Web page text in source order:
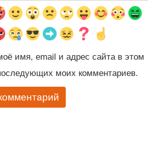
имя, email и адрес сайта в этом
моих комментариев.